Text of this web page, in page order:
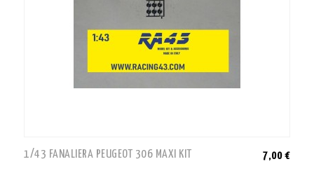
1/43 FANALIERA PEUGEOT 306 MAXI KIT 7,00 €